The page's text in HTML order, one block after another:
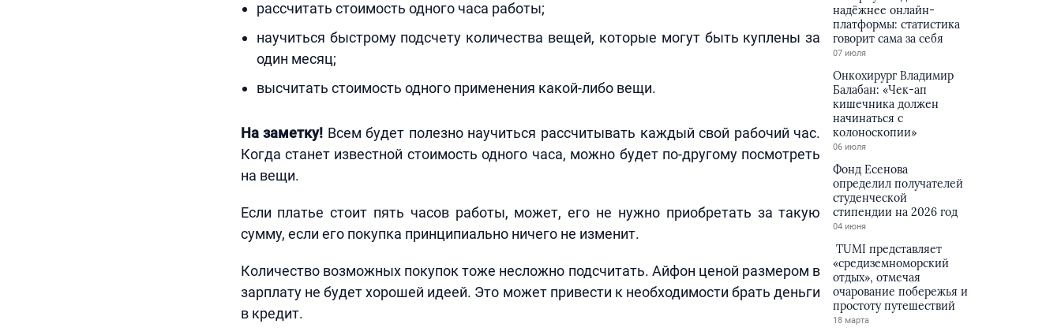
рассчитать стоимость одного часа работы;
научиться быстрому подсчету количества вещей, которые могут быть куплены за
один месяц;
высчитать стоимость одного применения какой-либо вещи.
На заметку! Всем будет полезно научиться рассчитывать каждый свой рабочий час.
Когда станет известной стоимость одного часа, можно будет по-другому посмотреть
на вещи.
Если платье стоит пять часов работы, может, его не нужно приобретать за такую
сумму, если его покупка принципиально ничего не изменит.
Количество возможных покупок тоже несложно подсчитать. Айфон ценой размером в
зарплату не будет хорошей идеей. Это может привести к необходимости брать деньги
в кредит.
надёжнее онлайн-
платформы: статистика
говорит сама за себя
07 июля
Онкохирург Владимир
Балабан: «Чек-ап
кишечника должен
начинаться с
колоноскопии»
06 июля
Фонд Есенова
определил получателей
студенческой
стипендии на 2026 год
04 июня
TUMI представляет
«средиземноморский
отдых», отмечая
очарование побережья и
простоту путешествий
18 марта